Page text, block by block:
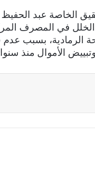
الخاصة عبد
الخلل في المصرف
الرمادية، بسبب
الأموال منذ